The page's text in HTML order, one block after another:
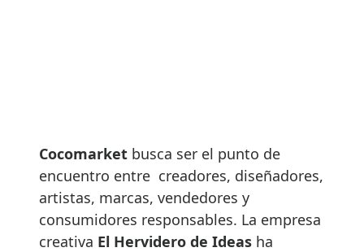
Cocomarket busca ser el punto de
encuentro entre creadores, diseñadores,
artistas, marcas, vendedores y
consumidores responsables. La empresa
creativa El Hervidero de Ideas ha